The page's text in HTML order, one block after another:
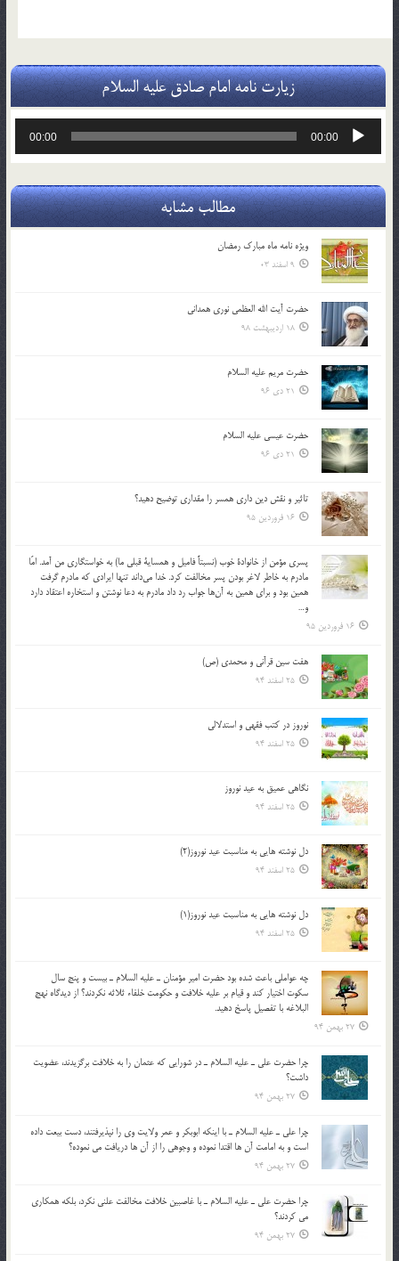
زیارت نامه امام صادق علیه السلام
پخش‌کننده
00:00
00:00
مطالب مشابه
ویژه نامه ماه مبارک رمضان
9 اسفند 03
حضرت آیت الله العظمی نوری همدانی
18 اردیبهشت 98
حضرت مریم علیه السلام
21 دی 96
حضرت عیسی علیه السلام
21 دی 96
تاثير و نقش دين داري همسر را مقداري توضيح دهيد؟
16 فروردین 95
پسري مؤمن از خانوادة خوب (نسبتاً فاميل و همساية قبلي ما) به خواستگاري من آمد. امّا
مادرم به خاطر لاغر بودن پسر مخالفت كرد. خدا مي‌داند تنها ايرادي كه مادرم گرفت
همين بود و براي همين به آن‌ها جواب رد داد مادرم به دعا نوشتن و استخاره اعتقاد دارد
و…
16 فروردین 95
هفت سین قرآنی و محمدی (ص)
25 اسفند 94
نوروز در كتب فقهى و استدلالى‏
25 اسفند 94
نگاهى عميق به عيد نوروز
25 اسفند 94
دل نوشته هایی به مناسبت عید نوروز(2)
25 اسفند 94
دل نوشته هایی به مناسبت عید نوروز(1)
25 اسفند 94
چه عواملي باعث شده بود حضرت امير مؤمنان ـ عليه السلام ـ بيست و پنج سال
سکوت اختيار کند و قيام بر عليه خلافت و حکومت خلفاء ثلاثه نکردند؟ از ديدگاه نهج
البلاغه با تفصيل پاسخ دهيد.
27 بهمن 94
چرا حضرت علي ـ عليه السلام ـ در شورايي كه عثمان را به خلافت برگزيدند، عضويت
داشت؟
27 بهمن 94
چرا علي ـ عليه السلام ـ با اينكه ابوبكر و عمر ولايت وي را نپذيرفتند، دست بيعت داده
است و به امامت آن ها اقتدا نموده و وجوهي را از آن ها دريافت مي نموده؟
27 بهمن 94
چرا حضرت علي ـ عليه السلام ـ با غاصبين خلافت مخالفت علني نکرد، بلكه همكاري
مي کردند؟
27 بهمن 94